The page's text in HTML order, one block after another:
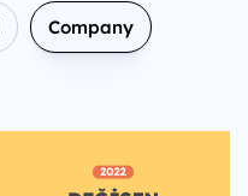
Company